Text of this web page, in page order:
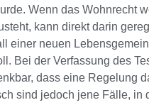
Wenn das Wohnrecht
kann direkt darin
einer neuen
Bei der Verfassung des
dass eine Regelung
sind jedoch jene Fälle, in